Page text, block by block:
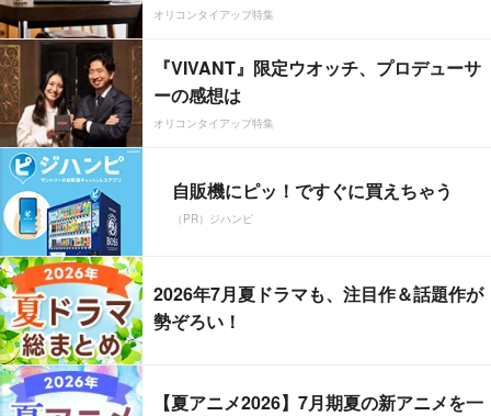
オリコンタイアップ特集
『VIVANT』限定ウオッチ、プロデューサ
ーの感想は
オリコンタイアップ特集
自販機にピッ！ですぐに買えちゃう
（PR）ジハンピ
2026年7月夏ドラマも、注目作＆話題作が
勢ぞろい！
【夏アニメ2026】7月期夏の新アニメを一